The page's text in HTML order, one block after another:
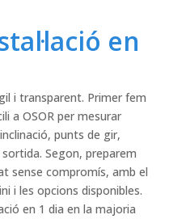
en
i transparent. Primer fem
a OSOR per mesurar
punts de gir,
Segon, preparem
sense compromís, amb el
i les opcions disponibles.
en 1 dia en la majoria